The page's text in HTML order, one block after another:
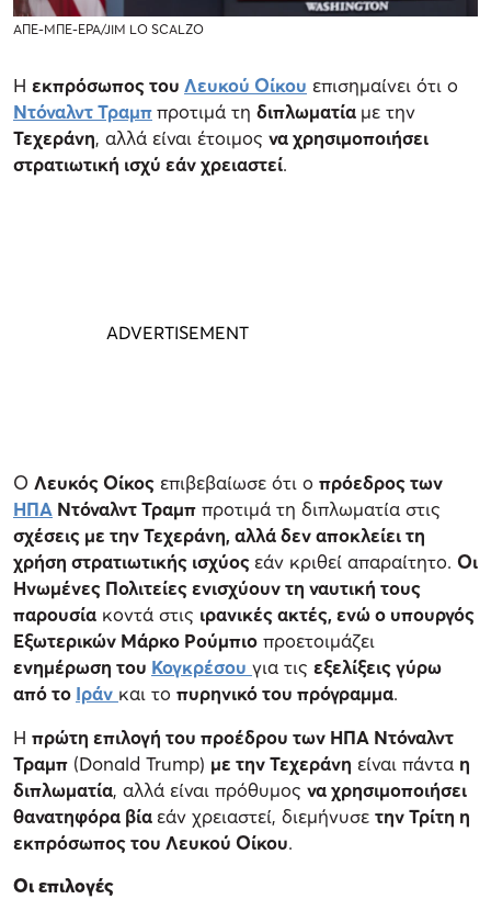
ΑΠΕ-ΜΠΕ-EPA/JIM LO SCALZO
Η εκπρόσωπος του Λευκού Οίκου επισημαίνει ότι ο
Ντόναλντ Τραμππροτιμά τη διπλωματία με την
Τεχεράνη, αλλά είναι έτοιμος να χρησιμοποιήσει
στρατιωτική ισχύ εάν χρειαστεί.
Ο Λευκός Οίκος επιβεβαίωσε ότι ο πρόεδρος των
ΗΠΑ Ντόναλντ Τραμπ προτιμά τη διπλωματία στις
σχέσεις με την Τεχεράνη, αλλά δεν αποκλείει τη
χρήση στρατιωτικής ισχύος εάν κριθεί απαραίτητο. Οι
Ηνωμένες Πολιτείες ενισχύουν τη ναυτική τους
παρουσία κοντά στις ιρανικές ακτές, ενώ ο υπουργός
Εξωτερικών Μάρκο Ρούμπιο προετοιμάζει
ενημέρωση του Κογκρέσου για τις εξελίξεις γύρω
από το Ιράν και το πυρηνικό του πρόγραμμα.
Η πρώτη επιλογή του προέδρου των ΗΠΑ Ντόναλντ
Τραμπ (Donald Trump) με την Τεχεράνη είναι πάντα η
διπλωματία, αλλά είναι πρόθυμος να χρησιμοποιήσει
θανατηφόρα βία εάν χρειαστεί, διεμήνυσε την Τρίτη η
εκπρόσωπος του Λευκού Οίκου.
Οι επιλογές